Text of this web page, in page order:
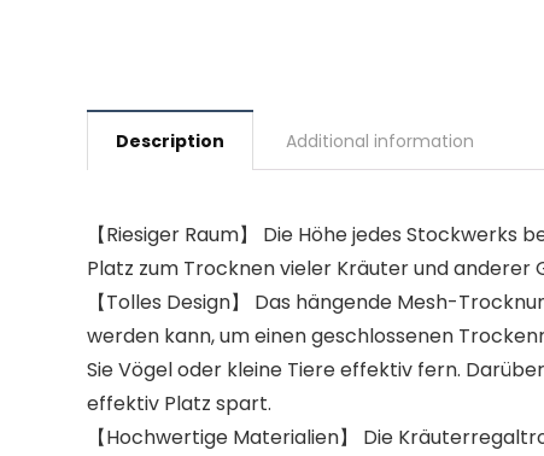
Description Additional information
【Riesiger Raum】 Die Höhe jedes
Platz zum Trocknen vieler Kräuter und anderer
【Tolles Design】 Das hängende Mesh-
werden kann, um einen geschlossenen
Sie Vögel oder kleine Tiere effektiv fern.
effektiv Platz spart.
【Hochwertige Materialien】 Die